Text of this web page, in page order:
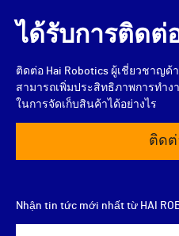
ได้รับการติดต่
ติดต่อ Hai Robotics ผู้เชี่ยวชาญด้
สามารถเพิ่มประสิทธิภาพการทำ
ในการจัดเก็บสินค้าได้อย่างไร
ติดต่
Nhận tin tức mới nhất từ HAI